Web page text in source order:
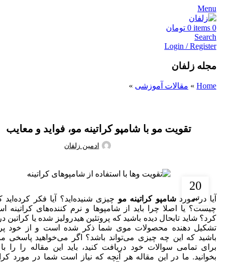
Menu
0
items
0 تومان
Search
Login / Register
مجله زلفان
Home
» مقالات آموزشی »
تقویت مو با شامپو کراتینه مو، فواید و معایب
ادمین زلفان
20
تیر
آیا در موردشامپو کراتینه مو چیزی شنیده‌اید؟ آیا فکر کرده‌اید
چیست؟ یا اصلا چرا باید از شامپوها و نرم کننده‌های کراتینه
کرد؟ شاید تابحال دیده باشید که پروتئین هیدرولیز شده یا کراتین
تشکیل دهنده محصولات موی شما ذکر شده است و از خود
باشید که این چه چیزی می‌تواند باشد؟
اگر می‌خواهید پاسخی
برای تمامی سوالات خود دریافت کنید، باید این مقاله را را
بخوانید. ما در این مقاله هر آنچه که نیاز است شما در مورد